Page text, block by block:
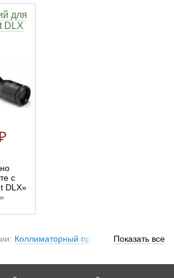
для
DLX
с
DLX»
Коллиматорный прицел дляПоказать все